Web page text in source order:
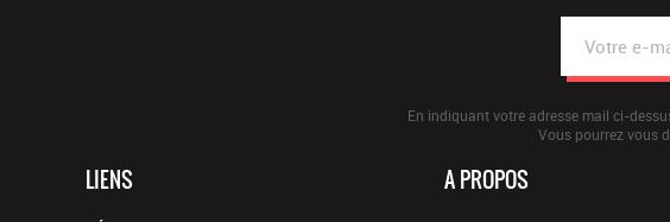
En indiquant votre adresse mail ci-
Vous pourrez vous
LIENS A PROPOS